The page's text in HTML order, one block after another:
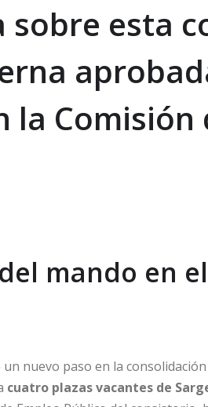
sobre esta
la Comisión
mando en
nuevo paso en la
cuatro plazas vacantes de